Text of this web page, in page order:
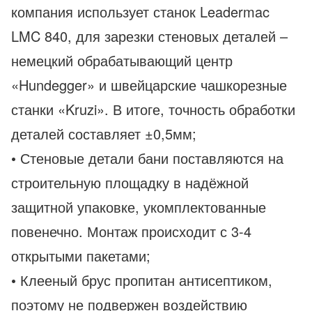
компания использует станок Leadermac
LMC 840, для зарезки стеновых деталей –
немецкий обрабатывающий центр
«Hundegger» и швейцарские чашкорезные
станки «Kruzi». В итоге, точность обработки
деталей составляет ±0,5мм;
• Стеновые детали бани поставляются на
строительную площадку в надёжной
защитной упаковке, укомплектованные
повенечно. Монтаж происходит с 3-4
открытыми пакетами;
• Клееный брус пропитан антисептиком,
поэтому не подвержен воздействию